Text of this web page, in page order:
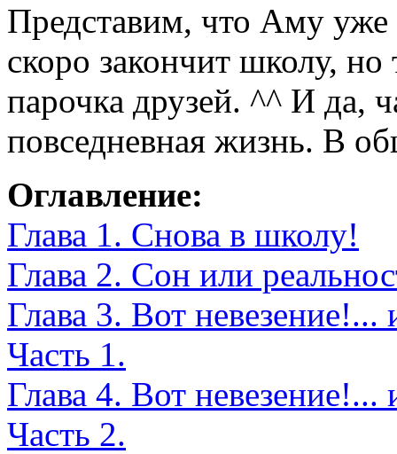
Представим, что Аму уже
скоро закончит школу,
парочка друзей. ^^ И да,
повседневная жизнь. В
Оглавление:
Глава 1. Снова в школу!
Глава 2. Сон или
Глава 3. Вот
Часть 1.
Глава 4. Вот
Часть 2.